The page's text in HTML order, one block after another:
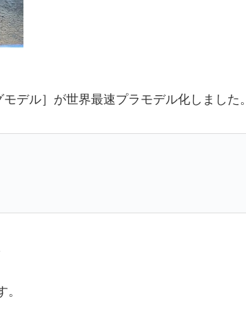
デル］が世界最速プラモデル化しました。